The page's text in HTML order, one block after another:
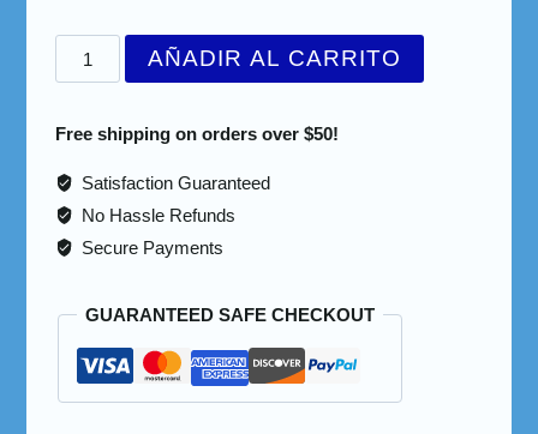
AÑADIR AL CARRITO
Free shipping on orders over $50!
Satisfaction Guaranteed
No Hassle Refunds
Secure Payments
GUARANTEED SAFE CHECKOUT